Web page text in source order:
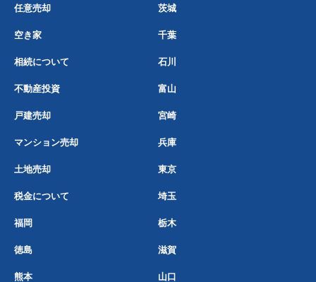
任意売却 茨城
空き家 千葉
相続について 石川
不動産投資 富山
戸建売却 宮崎
マンション売却 兵庫
土地売却 東京
税金について 埼玉
福岡 栃木
徳島 滋賀
熊本 山口